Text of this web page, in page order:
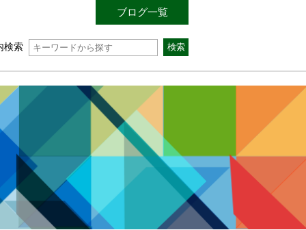
ブログ一覧
検索